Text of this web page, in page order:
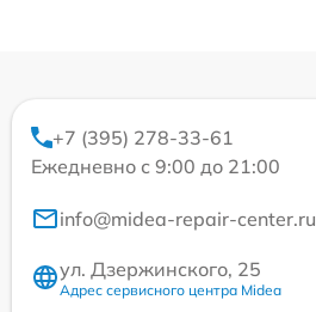
+7 (395) 278-33-61
Ежедневно с 9:00 до 21:00
info@midea-repair-center.ru
ул. Дзержинского, 25
Адрес сервисного центра Midea